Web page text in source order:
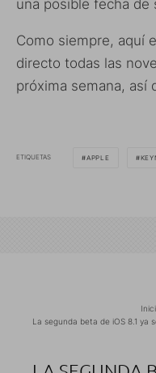
una posible fecha de
Como siempre, aquí
directo todas las
próxima semana, así
ETIQUETAS APPLE
La segunda beta de iOS 8.1 ya